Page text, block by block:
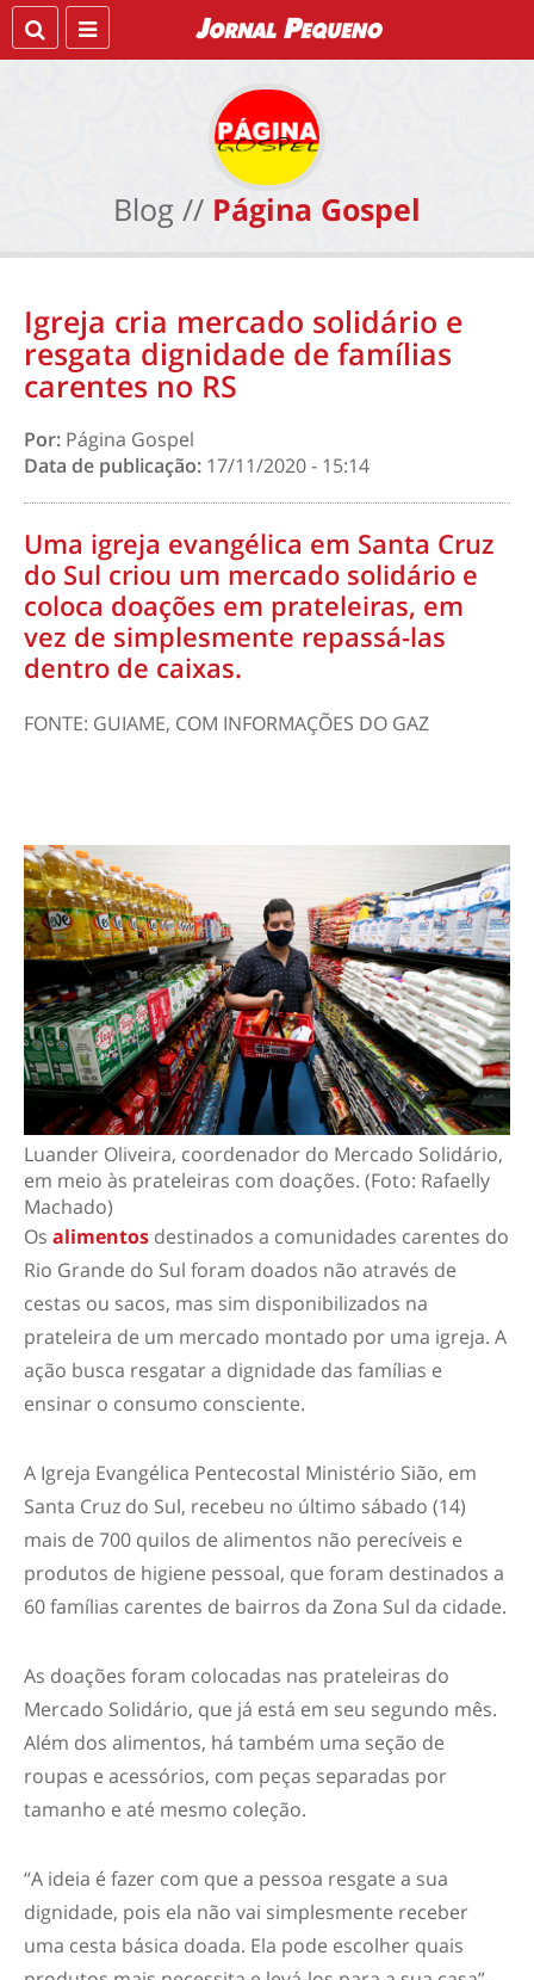
Blog // Página Gospel
Igreja cria mercado solidário e
resgata dignidade de famílias
carentes no RS
Por: Página Gospel
Data de publicação: 17/11/2020 - 15:14
Uma igreja evangélica em Santa Cruz
do Sul criou um mercado solidário e
coloca doações em prateleiras, em
vez de simplesmente repassá-las
dentro de caixas.
FONTE: GUIAME, COM INFORMAÇÕES DO GAZ
Luander Oliveira, coordenador do Mercado Solidário,
em meio às prateleiras com doações. (Foto: Rafaelly
Machado)
Os alimentos destinados a comunidades carentes do
Rio Grande do Sul foram doados não através de
cestas ou sacos, mas sim disponibilizados na
prateleira de um mercado montado por uma igreja. A
ação busca resgatar a dignidade das famílias e
ensinar o consumo consciente.
A Igreja Evangélica Pentecostal Ministério Sião, em
Santa Cruz do Sul, recebeu no último sábado (14)
mais de 700 quilos de alimentos não perecíveis e
produtos de higiene pessoal, que foram destinados a
60 famílias carentes de bairros da Zona Sul da cidade.
As doações foram colocadas nas prateleiras do
Mercado Solidário, que já está em seu segundo mês.
Além dos alimentos, há também uma seção de
roupas e acessórios, com peças separadas por
tamanho e até mesmo coleção.
“A ideia é fazer com que a pessoa resgate a sua
dignidade, pois ela não vai simplesmente receber
uma cesta básica doada. Ela pode escolher quais